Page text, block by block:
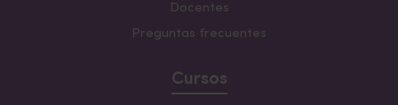
Docentes
Preguntas frecuentes
Cursos